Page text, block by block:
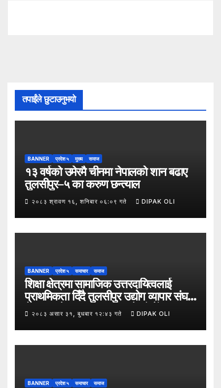
तपाईंले छुटाउनुभयो
BANNER प्रदेश ५ मुख्य समाज
१३ वर्षको उमेरमै चीनमा नेपालको शान बढाए
तुलसीपुर–५ का करुण छन्त्याल
२०८३ श्रावण १६, शनिबार ०६:०९ गते DIPAK OLI
BANNER प्रदेश ५ समाचार समाज
शिक्षा क्षेत्रमा सामाजिक उत्तरदायित्वलाई
प्राथमिकता दिँदै तुलसीपुर उद्योग व्यापार संघले
नेपाल उद्योग व्यापार महासंघको पाँचौँ स्थापना
दिवसको अवसर पारेर तुलसीपुर
उपमहानगरपालिका–५, गैरापातु स्थित श्री
जनश्रमिक आ बि विद्यालयका विद्यार्थीहरूलाई
२०८३ असार ३१, बुधबार १२:४३ गते DIPAK OLI
BANNER प्रदेश ५ समाचार समाज